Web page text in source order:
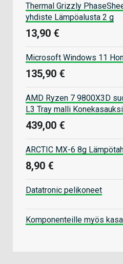
Thermal Grizzly
yhdiste Lämpöalusta 2 g
13,90 €
Microsoft Windows 11
135,90 €
AMD Ryzen 7 9800X3D
L3 Tray malli
439,00 €
ARCTIC MX-6 8g
8,90 €
Datatronic pelikoneet
Komponenteille myös